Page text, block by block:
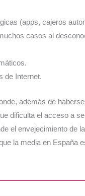
(apps, cajeros
casos al
de Internet.
además de
dificulta el acceso a
el envejecimiento de
la media en España